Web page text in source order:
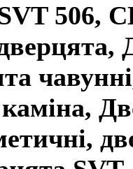
506,